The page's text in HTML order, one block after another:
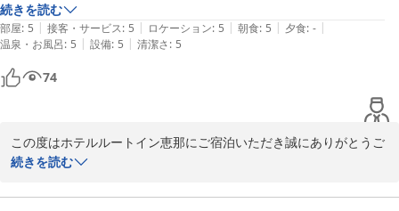
フロント　齋藤
ホテルルートイン恵那
2025-12-22
続きを読む
部屋: 5 | 接客・サービス: 5 | ロケーション: 5 | 朝食: 5 | 夕食: - |
温泉・お風呂: 5 | 設備: 5 | 清潔さ: 5
74
この度はホテルルートイン恵那にご宿泊いただき誠にありがとうご
ざいます。
泉でとても好評頂いております。
続きを読む